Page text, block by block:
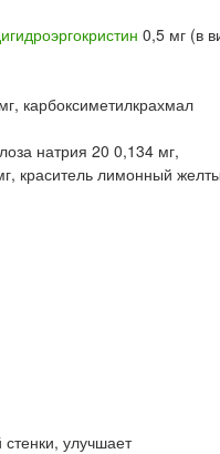
0,5 мг (в
карбоксиметилкрахмал
натрия 20 0,134 мг,
краситель лимонный
улучшает